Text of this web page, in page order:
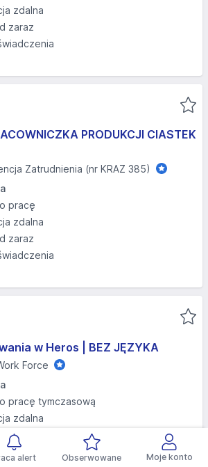
alert Obserwowane Moje konto
zdalna
zaraz
PRODUKCJI CIASTEK
Zatrudnienia (nr KRAZ 385)
pracę
zdalna
zaraz
w Heros | BEZ JĘZYKA
Force
pracę tymczasową
zdalna
zaraz